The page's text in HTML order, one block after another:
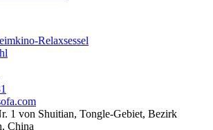
Relaxsessel
1 von Shuitian, Tongle-Gebiet, Bezirk
China